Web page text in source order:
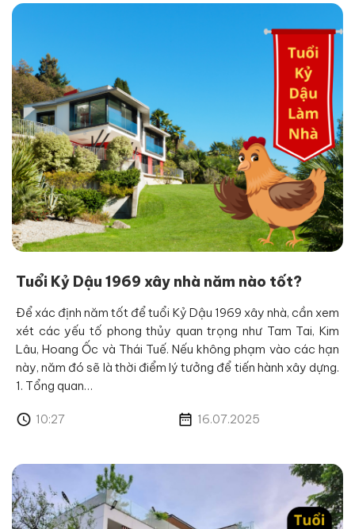
Tuổi Kỷ Dậu 1969 xây nhà năm nào tốt?
Để xác định năm tốt để tuổi Kỷ Dậu 1969 xây nhà, cần xem
xét các yếu tố phong thủy quan trọng như Tam Tai, Kim
Lâu, Hoang Ốc và Thái Tuế. Nếu không phạm vào các hạn
này, năm đó sẽ là thời điểm lý tưởng để tiến hành xây dựng.
1. Tổng quan…
10:27 16.07.2025